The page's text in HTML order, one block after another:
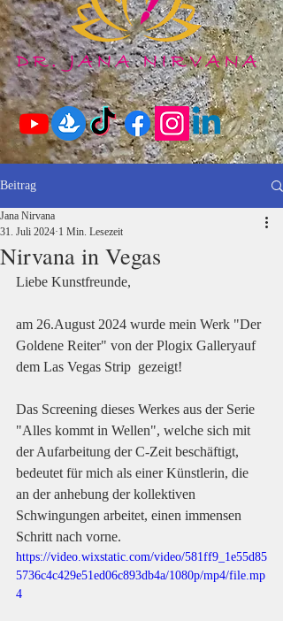
Beitrag
Nirvana in Vegas
Jana Nirvana
31. Juli 2024 1 Min. Lesezeit
Liebe Kunstfreunde,
am 26.August 2024 wurde mein Werk "Der
Goldene Reiter" von der Plogix Galleryauf
dem Las Vegas Strip  gezeigt!
Das Screening dieses Werkes aus der Serie
"Alles kommt in Wellen", welche sich mit
der Aufarbeitung der C-Zeit beschäftigt,
bedeutet für mich als einer Künstlerin, die
an der anhebung der kollektiven
Schwingungen arbeitet, einen immensen
Schritt nach vorne.
https://video.wixstatic.com/video/581ff9_1e55d85
5736c4c429e51ed06c893db4a/1080p/mp4/file.mp
4